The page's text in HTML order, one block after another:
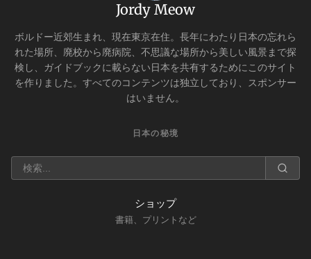
Jordy Meow
ボルドー近郊生まれ、現在東京在住。長年にわたり日本の忘れら
れた場所、廃校から廃病院、不思議な場所から美しい風景まで探
検し、ガイドブックに載らない日本を共有するためにこのサイト
を作りました。すべてのコンテンツは独立しており、スポンサー
はいません。
日本の秘境
ショップ
書籍、プリントなど